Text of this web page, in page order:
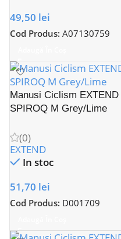
49,50 lei
Cod Produs: A07130759
Manusi Ciclism EXTEND
SPIROQ M Grey/Lime
(0)
EXTEND
In stoc
51,70 lei
Cod Produs: D001709